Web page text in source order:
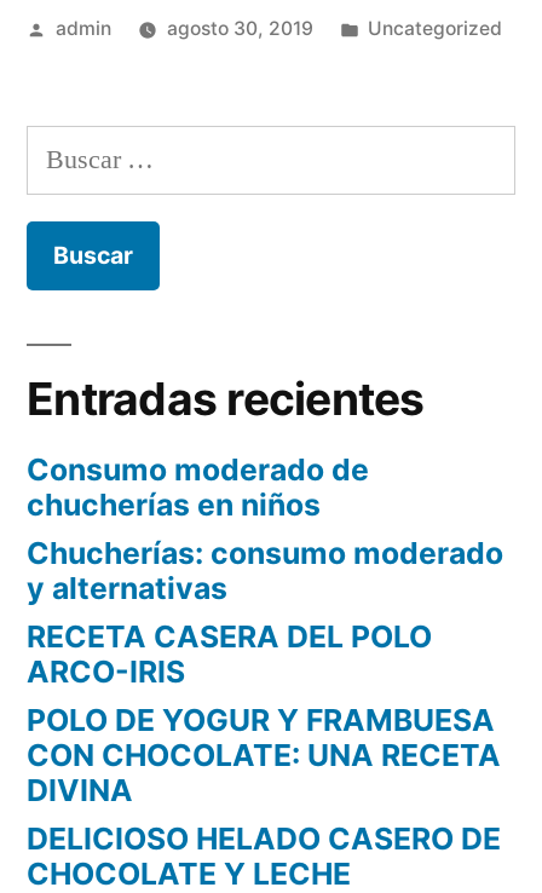
CON
PARA
Publicado
admin agosto 30, 2019
Publicado
Uncategorized
Buscar:
Entradas recientes
Consumo moderado de
chucherías en niños
Chucherías: consumo moderado
y alternativas
RECETA CASERA DEL POLO
ARCO-IRIS
POLO DE YOGUR Y FRAMBUESA
CON CHOCOLATE: UNA RECETA
DIVINA
DELICIOSO HELADO CASERO DE
CHOCOLATE Y LECHE